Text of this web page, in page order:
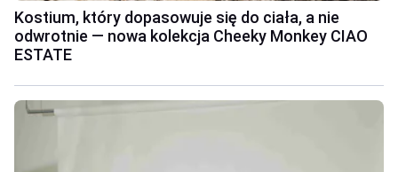
Kostium, który dopasowuje się do ciała, a nie
odwrotnie — nowa kolekcja Cheeky Monkey CIAO
ESTATE